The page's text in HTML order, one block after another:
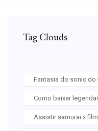
Tag Clouds
Fantasia do sonic do
Como baixar
Assistir samurai x